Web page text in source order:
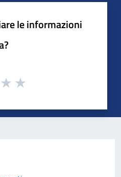
le informazioni